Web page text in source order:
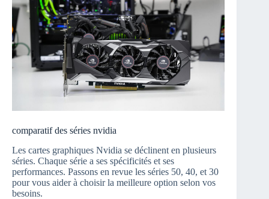
comparatif des séries nvidia
Les cartes graphiques Nvidia se déclinent en plusieurs
séries. Chaque série a ses spécificités et ses
performances. Passons en revue les séries 50, 40, et 30
pour vous aider à choisir la meilleure option selon vos
besoins.